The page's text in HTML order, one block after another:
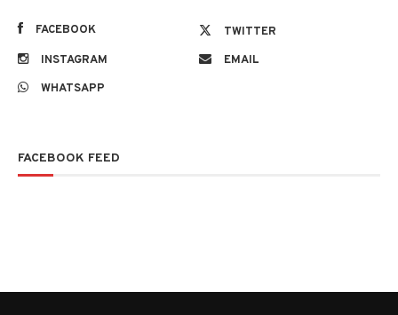
FACEBOOK
TWITTER
INSTAGRAM
EMAIL
WHATSAPP
FACEBOOK FEED